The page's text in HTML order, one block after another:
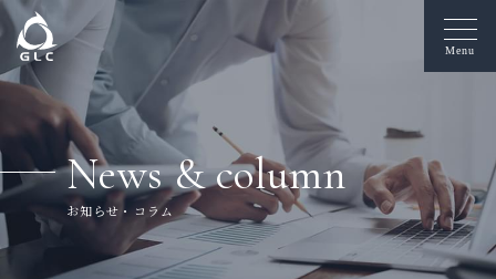
Menu
News & column
お知らせ・コラム